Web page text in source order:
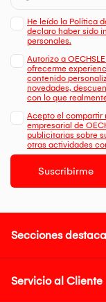
He leído la Política
declaro haber sido
personales.
Autorizo a
ofrecerme
contenido
novedades,
con lo que
Acepto el compartir
empresarial de
publicitarias sobre
otras actividades
Suscribirme
Secciones
Servicio al Cliente